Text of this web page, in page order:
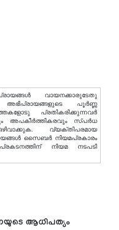
വായനക്കാരുടേതു
പൂർണ്ണ
പ്രതികരിക്കുന്നവര്‍
അപകീര്‍ത്തികരവും സ്പര്‍ധ
വ്യക്തിപരമായ
സൈബര്‍ നിയമപ്രകാരം
നിയമ നടപടി
ആധിപത്യം